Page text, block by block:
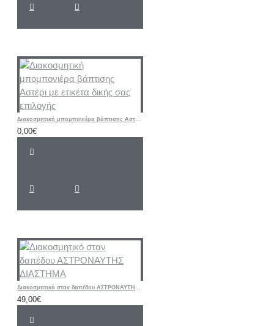
Διακοσμητική μπομπονιέρα βάπτισης Αστέρι με ετικέτα δικής σας επιλογής
0,00€
Διακοσμητικό σταν δαπέδου ΑΣΤΡΟΝΑΥΤΗΣ ΔΙΑΣΤΗΜΑ
49,00€